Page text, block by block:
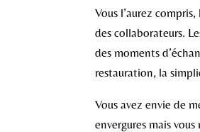
Vous l’aurez
des collaborateurs.
des moments
restauration, la
Vous avez envie de
envergures mais